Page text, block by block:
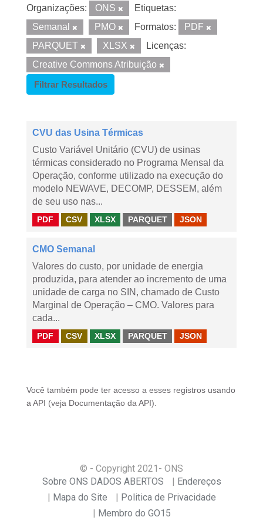
Organizações: ONS
Etiquetas:
Semanal
PMO Formatos:
PDF
PARQUET
XLSX
Licenças:
Creative Commons Atribuição
Filtrar Resultados
CVU das Usina Térmicas
Custo Variável Unitário (CVU) de usinas
térmicas considerado no Programa Mensal da
Operação, conforme utilizado na execução do
modelo NEWAVE, DECOMP, DESSEM, além
de seu uso nas...
PDF CSV XLSX PARQUET JSON
CMO Semanal
Valores do custo, por unidade de energia
produzida, para atender ao incremento de uma
unidade de carga no SIN, chamado de Custo
Marginal de Operação – CMO. Valores para
cada...
PDF CSV XLSX PARQUET JSON
Você também pode ter acesso a esses registros usando
a API (veja Documentação da API ).
© - Copyright 2021 - ONS
Sobre ONS DADOS ABERTOS
Endereços
Mapa do Site
Politica de Privacidade
Membro do GO15